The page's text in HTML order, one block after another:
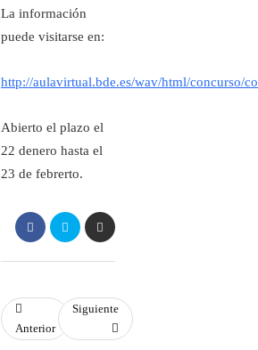
La información
puede visitarse en:
http://aulavirtual.bde.es/wav/html/concurso/
Abierto el plazo el
22 denero hasta el
23 de febrerto.
Anterior
Siguiente